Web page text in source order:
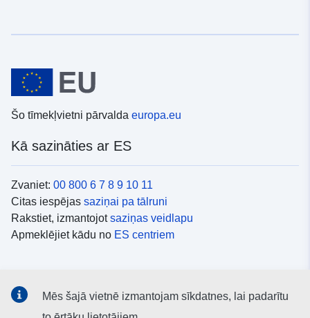
Šo tīmekļvietni pārvalda europa.eu
Kā sazināties ar ES
Zvaniet: 00 800 6 7 8 9 10 11
Citas iespējas saziņai pa tālruni
Rakstiet, izmantojotsaziņas veidlapu
Apmeklējiet kādu no ES centriem
Mēs šajā vietnē izmantojam sīkdatnes, lai padarītu